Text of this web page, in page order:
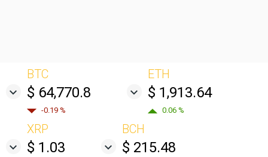
BTC
$ 64,770.8
-0.19 %
ETH
$ 1,913.64
0.06 %
XRP
$ 1.03
BCH
$ 215.48